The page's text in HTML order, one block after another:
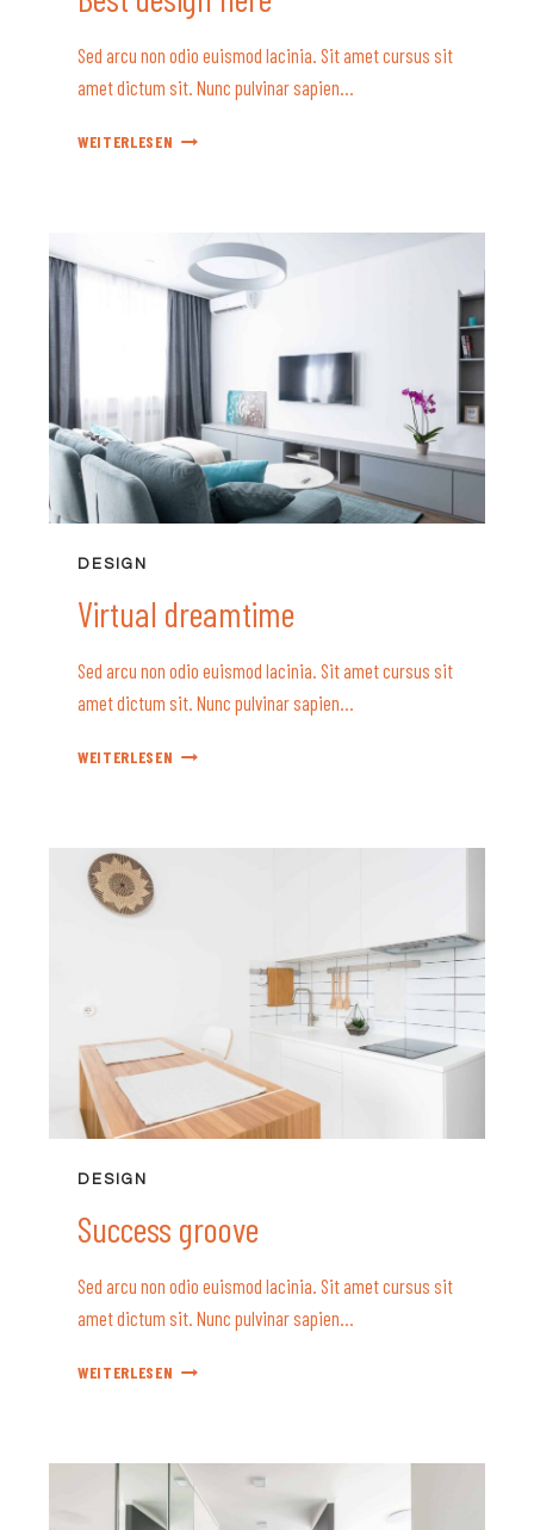
Sed arcu non odio euismod lacinia. Sit amet cursus sit
amet dictum sit. Nunc pulvinar sapien…
WEITERLESEN BEST
DESIGN
Virtual dreamtime
Sed arcu non odio euismod lacinia. Sit amet cursus sit
amet dictum sit. Nunc pulvinar sapien…
WEITERLESEN VIRTUAL
DESIGN
Success groove
Sed arcu non odio euismod lacinia. Sit amet cursus sit
amet dictum sit. Nunc pulvinar sapien…
WEITERLESEN SUCCESS